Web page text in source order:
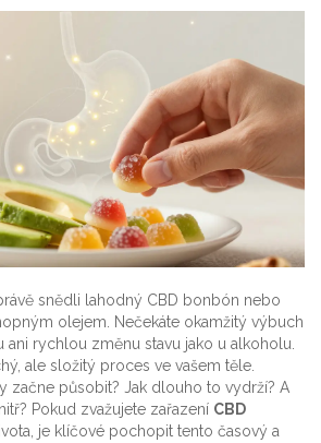
snědli lahodný CBD bonbón nebo
olejem. Nečekáte okamžitý výbuch
ani rychlou změnu stavu jako u alkoholu.
ale složitý proces ve vašem těle.
začne působit? Jak dlouho to vydrží? A
Pokud zvažujete zařazení CBD
je klíčové pochopit tento časový a